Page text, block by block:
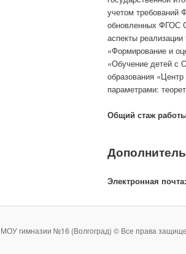
учетом
обновленных ФГОС
аспекты
«Формирование и
«Обучение детей с
образования
параметрами:
Общий стаж
Электронная почта:
гимназии №16 (Волгоград) © Все права